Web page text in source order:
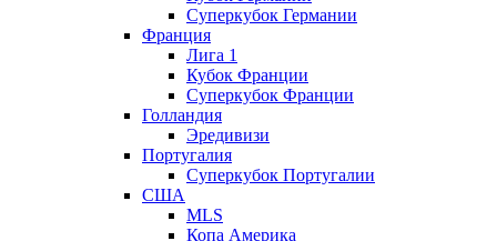
Суперкубок Германии
Франция
Лига 1
Кубок Франции
Суперкубок Франции
Голландия
Эредивизи
Португалия
Суперкубок Португалии
США
MLS
Копа Америка